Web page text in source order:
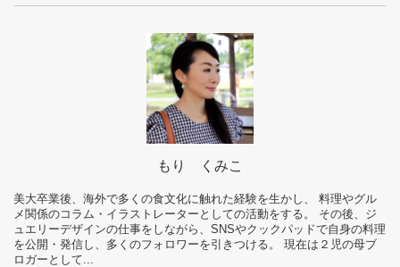
もり くみこ
美大卒業後、海外で多くの食文化に触れた経験を生かし、 料理やグル
メ関係のコラム・イラストレーターとしての活動をする。 その後、ジ
ュエリーデザインの仕事をしながら、SNSやクックパッドで自身の料理
を公開・発信し、多くのフォロワーを引きつける。 現在は２児の母ブ
ロガーとして...